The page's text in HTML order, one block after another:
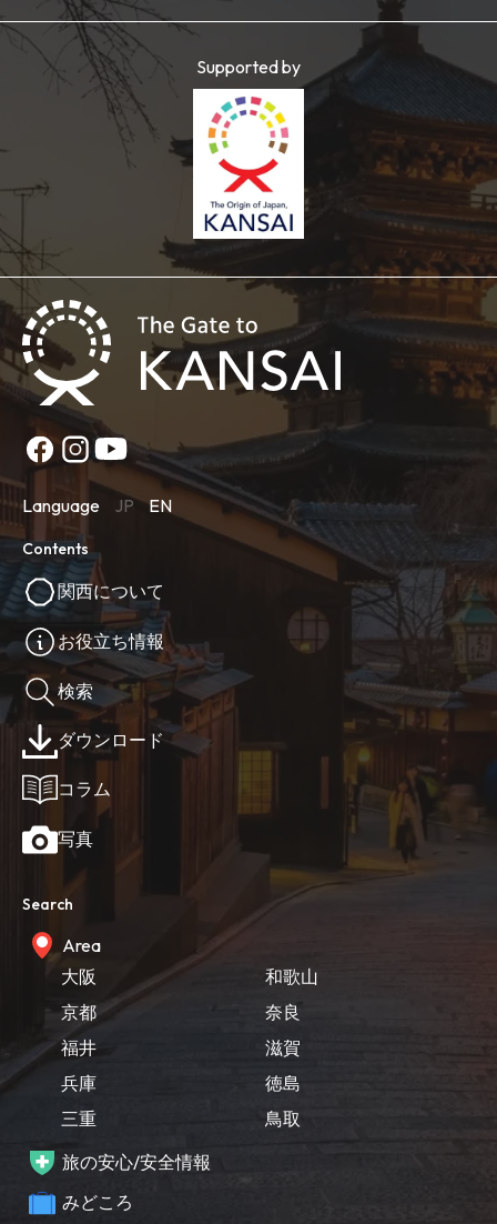
Supported by
Language JP EN
Contents
関西について
お役立ち情報
検索
ダウンロード
コラム
写真
Search
Area
大阪
京都
福井
兵庫
三重
和歌山
奈良
滋賀
徳島
鳥取
旅の安心/安全情報
みどころ